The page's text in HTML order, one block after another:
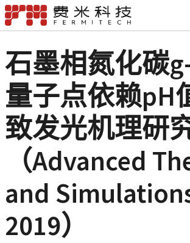
石墨相氮化碳
量子点依赖pH
致发光机理研
（Advanced
and
2019）